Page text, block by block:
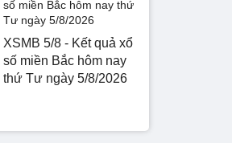
XSMB 5/8 - Kết quả xổ
số miền Bắc hôm nay
thứ Tư ngày 5/8/2026